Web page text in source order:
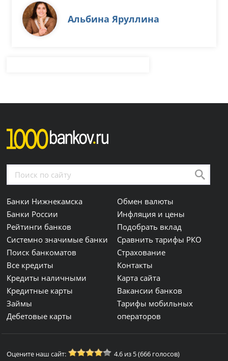
Альбина Яруллина
Банки Нижнекамска
Банки России
Рейтинги банков
Системно значимые банки
Поиск банкоматов
Все кредиты
Кредиты наличными
Кредитные карты
Займы
Дебетовые карты
Обмен валюты
Инфляция и цены
Подобрать вклад
Сравнить тарифы РКО
Страхование
Контакты
Карта сайта
Вакансии банков
Тарифы мобильных
операторов
Оцените наш сайт: 4.6 из 5 (666 голосов)